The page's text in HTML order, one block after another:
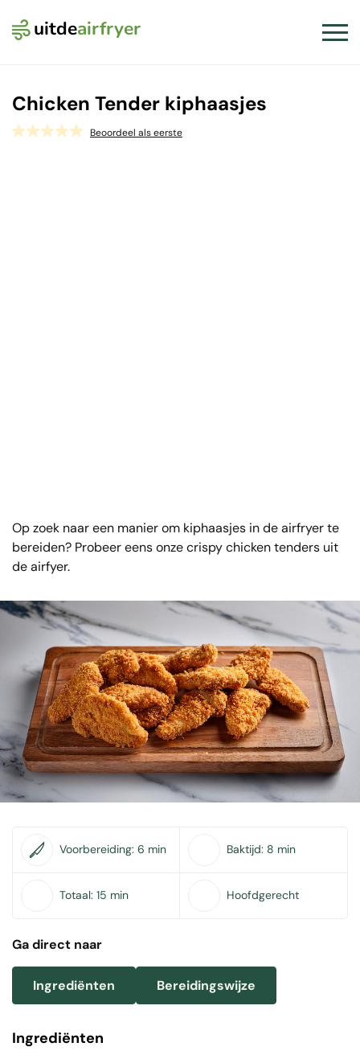
uitdeairfryerLogo Uit de Airfryer
Chicken Tender kiphaasjes
Beoordeel als eerste
Op zoek naar een manier om kiphaasjes in de airfryer te
bereiden? Probeer eens onze crispy chicken tenders uit
de airfyer.
Voorbereiding: 6 min Baktijd: 8 min
Totaal: 15 min Hoofdgerecht
Ga direct naar
Ingrediënten Bereidingswijze
Ingrediënten